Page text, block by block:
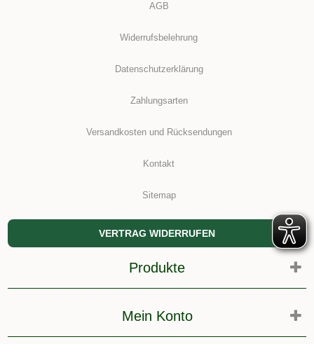
AGB
Widerrufsbelehrung
Datenschutzerklärung
Zahlungsarten
Versandkosten und Rücksendungen
Kontakt
Sitemap
VERTRAG WIDERRUFEN
Produkte
Mein Konto